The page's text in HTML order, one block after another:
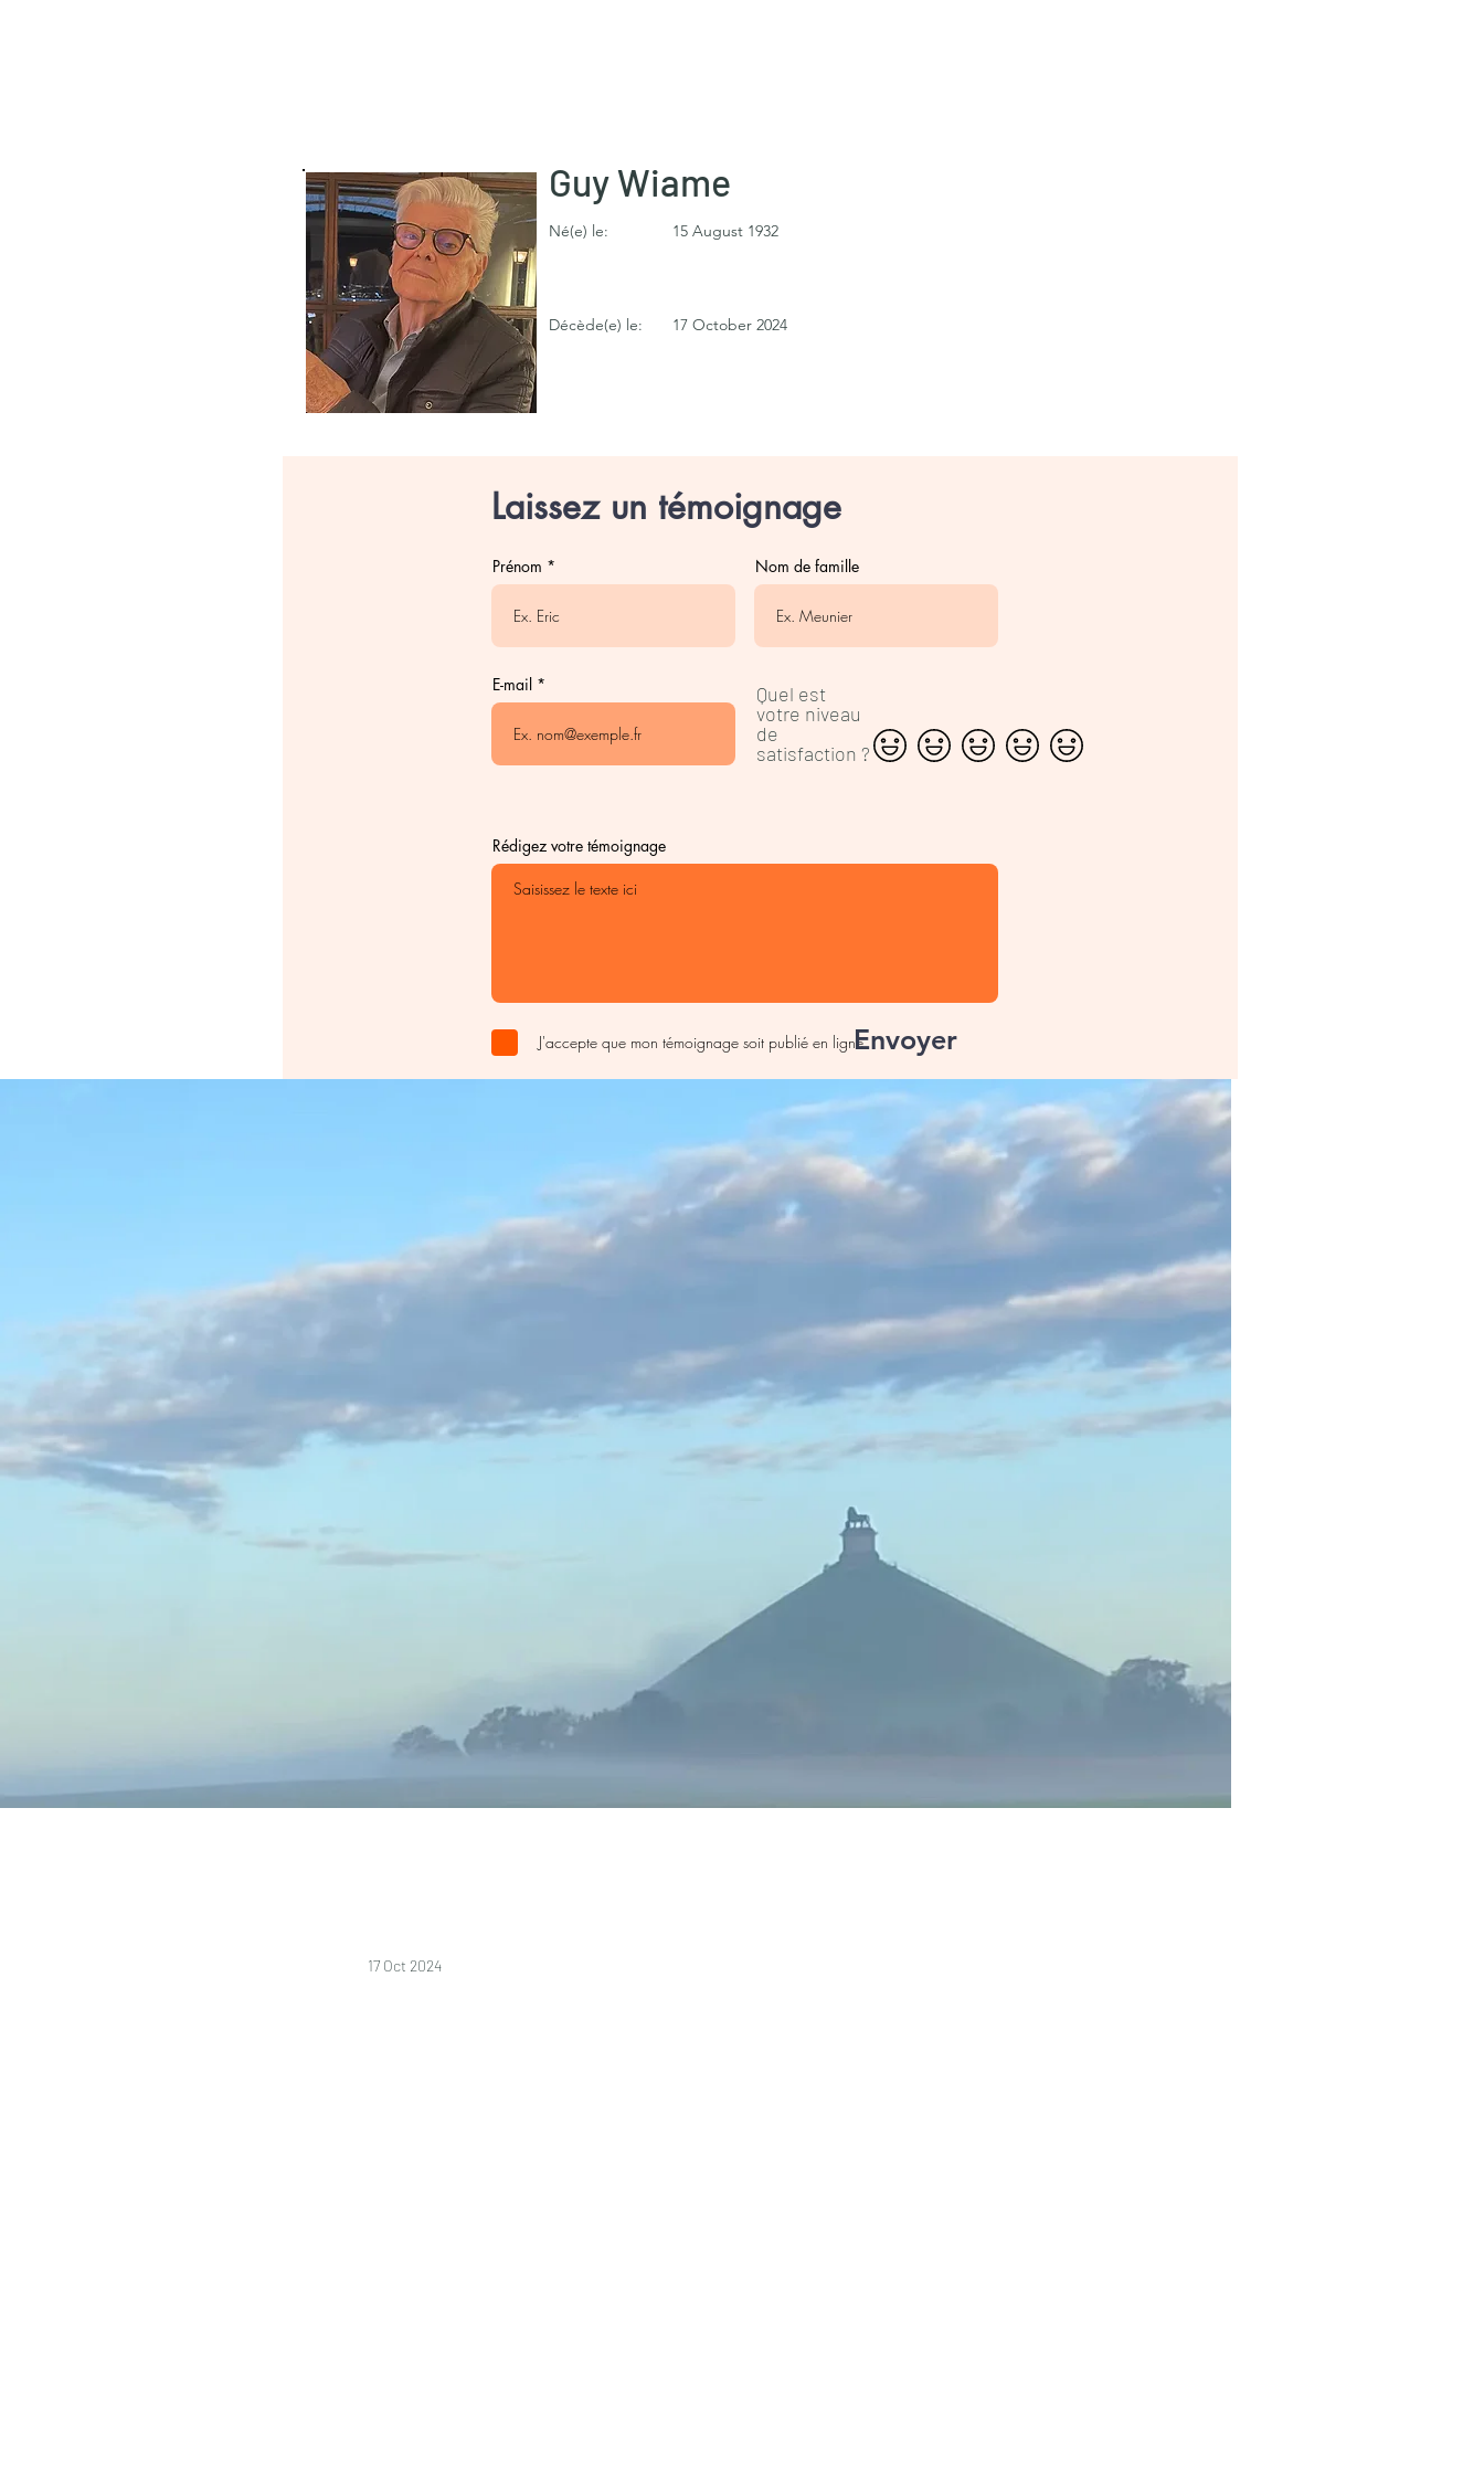
Guy Wiame
15 August 1932
17 October 2024
Né(e) le:
Décède(e) le:
Laissez un témoignage
Prénom Nom de famille
E-mail
Quel est
votre niveau
de
satisfaction ?
Rédigez votre témoignage
J'accepte que mon témoignage soit publié en ligneEnvoyer
17 Oct 2024